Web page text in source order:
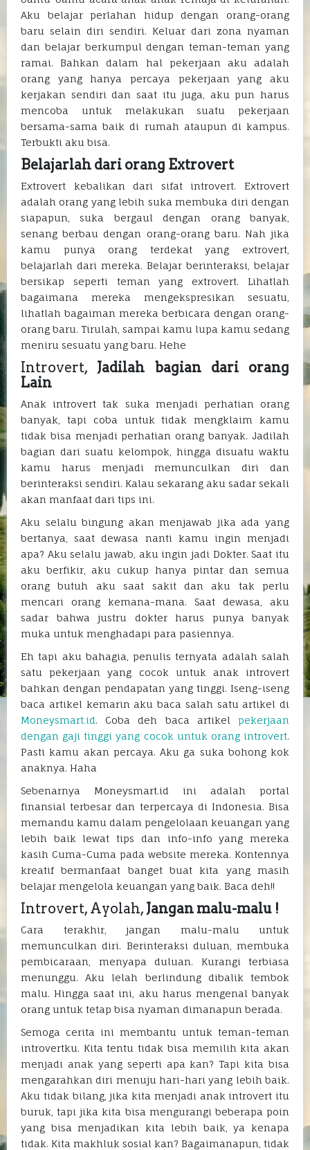
Aku belajar perlahan hidup dengan orang-orang
baru selain diri sendiri. Keluar dari zona nyaman
dan belajar berkumpul dengan teman-teman yang
ramai. Bahkan dalam hal pekerjaan aku adalah
orang yang hanya percaya pekerjaan yang aku
kerjakan sendiri dan saat itu juga, aku pun harus
mencoba untuk melakukan suatu pekerjaan
bersama-sama baik di rumah ataupun di kampus.
Terbukti aku bisa.
Belajarlah dari orang Extrovert
Extrovert kebalikan dari sifat introvert. Extrovert
adalah orang yang lebih suka membuka diri dengan
siapapun, suka bergaul dengan orang banyak,
senang berbau dengan orang-orang baru. Nah jika
kamu punya orang terdekat yang extrovert,
belajarlah dari mereka. Belajar berinteraksi, belajar
bersikap seperti teman yang extrovert. Lihatlah
bagaimana mereka mengekspresikan sesuatu,
lihatlah bagaiman mereka berbicara dengan orang-
orang baru. Tirulah, sampai kamu lupa kamu sedang
meniru sesuatu yang baru. Hehe
Introvert, Jadilah bagian dari orang
Lain
Anak introvert tak suka menjadi perhatian orang
banyak, tapi coba untuk tidak mengklaim kamu
tidak bisa menjadi perhatian orang banyak. Jadilah
bagian dari suatu kelompok, hingga disuatu waktu
kamu harus menjadi memunculkan diri dan
berinteraksi sendiri. Kalau sekarang aku sadar sekali
akan manfaat dari tips ini.
Aku selalu bingung akan menjawab jika ada yang
bertanya, saat dewasa nanti kamu ingin menjadi
apa? Aku selalu jawab, aku ingin jadi Dokter. Saat itu
aku berfikir, aku cukup hanya pintar dan semua
orang butuh aku saat sakit dan aku tak perlu
mencari orang kemana-mana. Saat dewasa, aku
sadar bahwa justru dokter harus punya banyak
muka untuk menghadapi para pasiennya.
Eh tapi aku bahagia, penulis ternyata adalah salah
satu pekerjaan yang cocok untuk anak introvert
bahkan dengan pendapatan yang tinggi. Iseng-iseng
baca artikel kemarin aku baca salah satu artikel di
Moneysmart.id. Coba deh baca artikel pekerjaan
dengan gaji tinggi yang cocok untuk orang introvert.
Pasti kamu akan percaya. Aku ga suka bohong kok
anaknya. Haha
Sebenarnya Moneysmart.id ini adalah portal
finansial terbesar dan terpercaya di Indonesia. Bisa
memandu kamu dalam pengelolaan keuangan yang
lebih baik lewat tips dan info-info yang mereka
kasih Cuma-Cuma pada website mereka. Kontennya
kreatif bermanfaat banget buat kita yang masih
belajar mengelola keuangan yang baik. Baca deh!!
Introvert, Ayolah, Jangan malu-malu !
Cara terakhir, jangan malu-malu untuk
memunculkan diri. Berinteraksi duluan, membuka
pembicaraan, menyapa duluan. Kurangi terbiasa
menunggu. Aku lelah berlindung dibalik tembok
malu. Hingga saat ini, aku harus mengenal banyak
orang untuk tetap bisa nyaman dimanapun berada.
Semoga cerita ini membantu untuk teman-teman
introvertku. Kita tentu tidak bisa memilih kita akan
menjadi anak yang seperti apa kan? Tapi kita bisa
mengarahkan diri menuju hari-hari yang lebih baik.
Aku tidak bilang, jika kita menjadi anak introvert itu
buruk, tapi jika kita bisa mengurangi beberapa poin
yang bisa menjadikan kita lebih baik, ya kenapa
tidak. Kita makhluk sosial kan? Bagaimanapun, tidak